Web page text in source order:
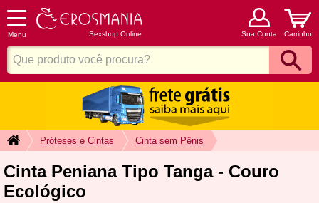
Menu Sexshop Online Sua Conta Carrinho
Próteses e Cintas Cinta sem Pênis
Cinta Peniana Tipo Tanga - Couro
Ecológico